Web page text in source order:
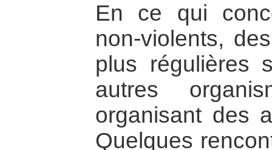
En ce qui
non-violents,
plus régulières
autres
organisant des
Quelques